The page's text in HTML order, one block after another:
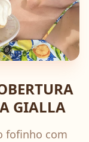
GIALLA
fofinho com